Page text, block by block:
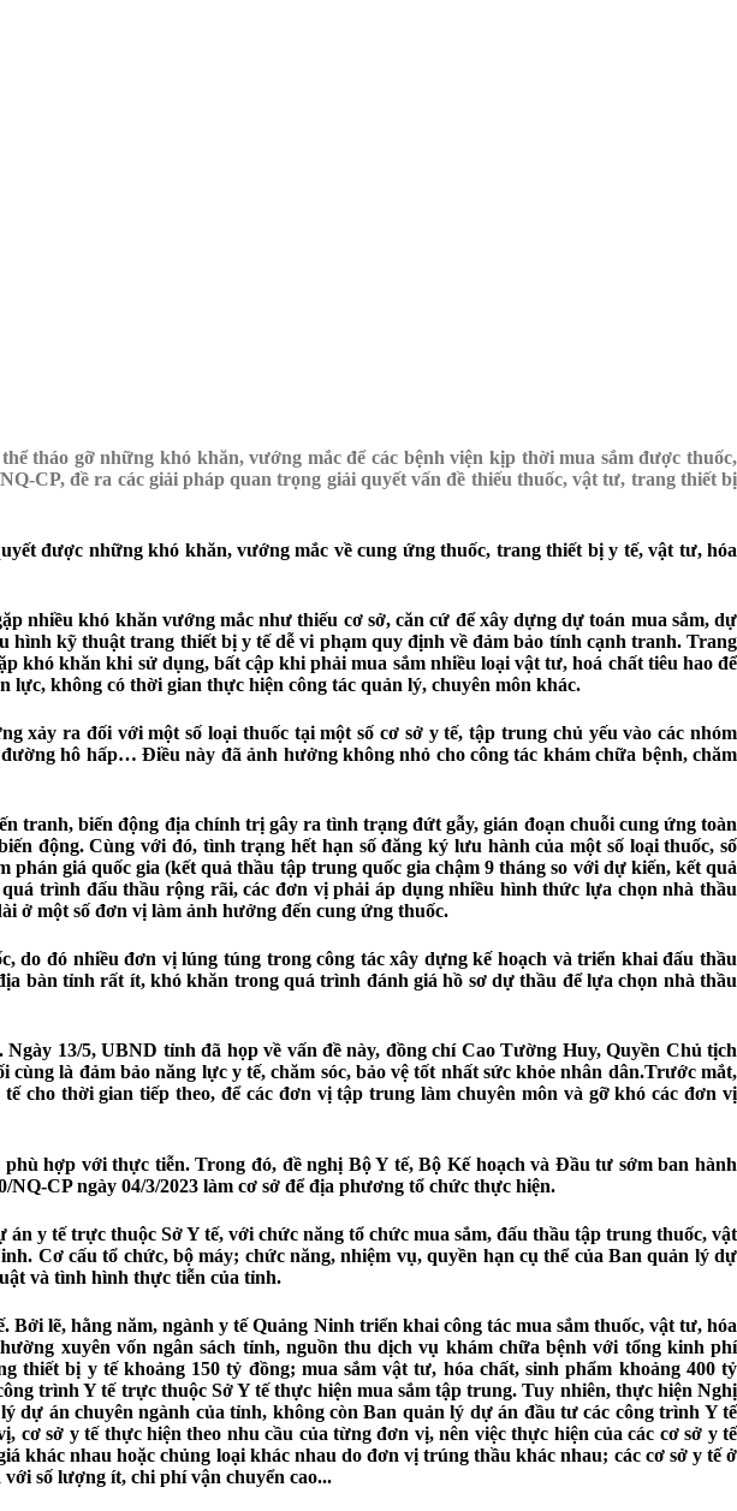
tháo gỡ những khó khăn, vướng mắc để các bệnh viện kịp thời mua sắm được thuốc,
CP, đề ra các giải pháp quan trọng giải quyết vấn đề thiếu thuốc, vật tư, trang thiết bị
được những khó khăn, vướng mắc về cung ứng thuốc, trang thiết bị y tế, vật tư, hóa
nhiều khó khăn vướng mắc như thiếu cơ sở, căn cứ để xây dựng dự toán mua sắm, dự
kỹ thuật trang thiết bị y tế dễ vi phạm quy định về đảm bảo tính cạnh tranh. Trang
khó khăn khi sử dụng, bất cập khi phải mua sắm nhiều loại vật tư, hoá chất tiêu hao để
không có thời gian thực hiện công tác quản lý, chuyên môn khác.
xảy ra đối với một số loại thuốc tại một số cơ sở y tế, tập trung chủ yếu vào các nhóm
hô hấp… Điều này đã ảnh hưởng không nhỏ cho công tác khám chữa bệnh, chăm
tranh, biến động địa chính trị gây ra tình trạng đứt gẫy, gián đoạn chuỗi cung ứng toàn
động. Cùng với đó, tình trạng hết hạn số đăng ký lưu hành của một số loại thuốc, số
giá quốc gia (kết quả thầu tập trung quốc gia chậm 9 tháng so với dự kiến, kết quả
trình đấu thầu rộng rãi, các đơn vị phải áp dụng nhiều hình thức lựa chọn nhà thầu
ở một số đơn vị làm ảnh hưởng đến cung ứng thuốc.
do đó nhiều đơn vị lúng túng trong công tác xây dựng kế hoạch và triển khai đấu thầu
bàn tỉnh rất ít, khó khăn trong quá trình đánh giá hồ sơ dự thầu để lựa chọn nhà thầu
13/5, UBND tỉnh đã họp về vấn đề này, đồng chí Cao Tường Huy, Quyền Chủ tịch
là đảm bảo năng lực y tế, chăm sóc, bảo vệ tốt nhất sức khỏe nhân dân.Trước mắt,
cho thời gian tiếp theo, để các đơn vị tập trung làm chuyên môn và gỡ khó các đơn vị
hợp với thực tiễn. Trong đó, đề nghị Bộ Y tế, Bộ Kế hoạch và Đầu tư sớm ban hành
CP ngày 04/3/2023 làm cơ sở để địa phương tổ chức thực hiện.
y tế trực thuộc Sở Y tế, với chức năng tổ chức mua sắm, đấu thầu tập trung thuốc, vật
Cơ cấu tổ chức, bộ máy; chức năng, nhiệm vụ, quyền hạn cụ thể của Ban quản lý dự
và tình hình thực tiễn của tỉnh.
lẽ, hằng năm, ngành y tế Quảng Ninh triển khai công tác mua sắm thuốc, vật tư, hóa
xuyên vốn ngân sách tỉnh, nguồn thu dịch vụ khám chữa bệnh với tổng kinh phí
thiết bị y tế khoảng 150 tỷ đồng; mua sắm vật tư, hóa chất, sinh phẩm khoảng 400 tỷ
trình Y tế trực thuộc Sở Y tế thực hiện mua sắm tập trung. Tuy nhiên, thực hiện Nghị
dự án chuyên ngành của tỉnh, không còn Ban quản lý dự án đầu tư các công trình Y tế
sở y tế thực hiện theo nhu cầu của từng đơn vị, nên việc thực hiện của các cơ sở y tế
nhau hoặc chủng loại khác nhau do đơn vị trúng thầu khác nhau; các cơ sở y tế ở
số lượng ít, chi phí vận chuyển cao...